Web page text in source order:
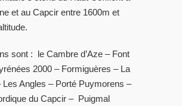
et au Capcir entre 1600m et
sont : le Cambre d’Aze – Font
2000 – Formiguères – La
Les Angles – Porté Puymorens –
du Capcir – Puigmal